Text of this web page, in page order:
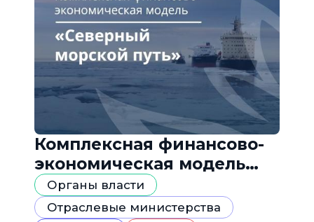
Комплексная финансово-
экономическая модель
«Северный морской путь»
Органы власти
Отраслевые министерства